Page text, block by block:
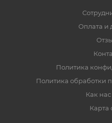
Оплата и
Политика
Политика обработки
Как
Карта